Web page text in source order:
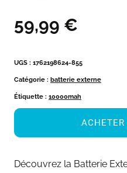
59,99 €
UGS : 1762198624-855
Catégorie : batterie externe
Étiquette : 10000mah
ACHETER
Découvrez la Batterie